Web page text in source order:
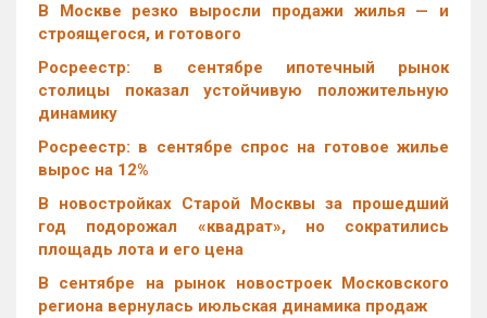
В Москве резко выросли продажи жилья — и
строящегося, и готового
Росреестр: в сентябре ипотечный рынок
столицы показал устойчивую положительную
динамику
Росреестр: в сентябре спрос на готовое жилье
вырос на 12%
В новостройках Старой Москвы за прошедший
год подорожал «квадрат», но сократились
площадь лота и его цена
В сентябре на рынок новостроек Московского
региона вернулась июльская динамика продаж